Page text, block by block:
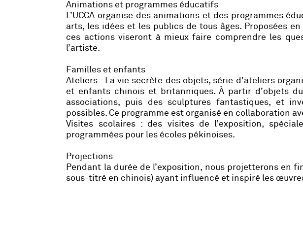
Animations et programmes éducatifs
L’UCCA organise des animations et des programmes
arts, les idées et les publics de tous âges. Proposées
ces actions viseront à mieux faire comprendre les
l’artiste.
Familles et enfants
Ateliers : La vie secrète des objets, série d’ateliers
et enfants chinois et britanniques. À partir d’objets
associations, puis des sculptures fantastiques, et
possibles. Ce programme est organisé en collaboration
Visites scolaires : des visites de l’exposition,
programmées pour les écoles pékinoises.
Projections
Pendant la durée de l’exposition, nous projetterons en
sous-titré en chinois) ayant influencé et inspiré les